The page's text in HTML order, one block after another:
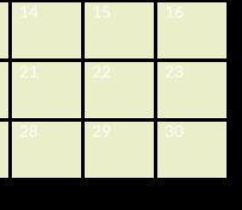
14 15 16
21 22 23
28 29 30